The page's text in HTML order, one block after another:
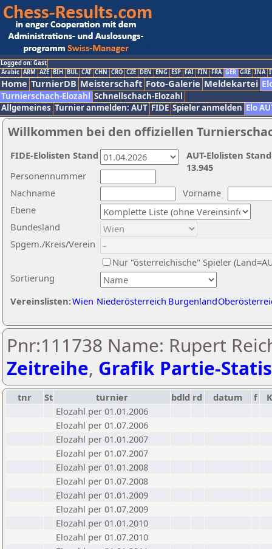
Logged on: Gast
Arabic ARM AZE BIH BUL CAT CHN CRO CZE DEN ENG ESP FAI FIN FRA GER GRE INA
Home TurnierDB Meisterschaft Foto-Galerie Meldekartei
Turnierschach-Elozahl Schnellschach-Elozahl
Allgemeines Turnier anmelden: AUT FIDE Spieler anmelden Elo
Willkommen bei den offiziellen
Nachname
Vorname
Ebene
Sortierung
Personennummer
Bundesland
Spgem./Kreis/Verein
Nur "österreichische" Spieler
Vereinslisten:Wien Niederösterreich Burgenland
AUT-Elolisten
13.945
FIDE-Elolisten Stand
Pnr:111738 Name: Rupert
Zeitreihe, Grafik Partie-
tnr St turnier bdld rd datum f
Elozahl per 01.01.2006
Elozahl per 01.07.2006
Elozahl per 01.01.2007
Elozahl per 01.07.2007
Elozahl per 01.01.2008
Elozahl per 01.07.2008
Elozahl per 01.01.2009
Elozahl per 01.07.2009
Elozahl per 01.01.2010
Elozahl per 01.07.2010